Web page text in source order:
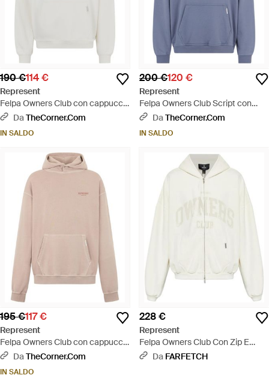
190 €114 €
Represent
Felpa Owners Club con cappuccio
- Bianco
DaTheCorner.com
IN SALDO
200 €120 €
Represent
Felpa Owners Club Script con
cappuccio - Blu
DaTheCorner.com
IN SALDO
195 €117 €
Represent
Felpa Owners Club con cappuccio
- Neutro
DaTheCorner.com
IN SALDO
228 €
Represent
Felpa Owners Club Con Zip E
Cappuccio - Bianco
Da FARFETCH